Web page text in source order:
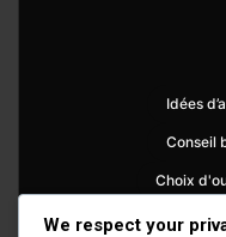
Idées
Conseil
Choix
We respect your